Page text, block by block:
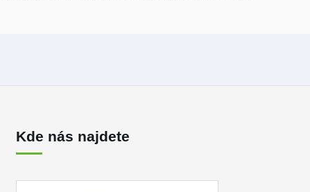
Kde nás najdete